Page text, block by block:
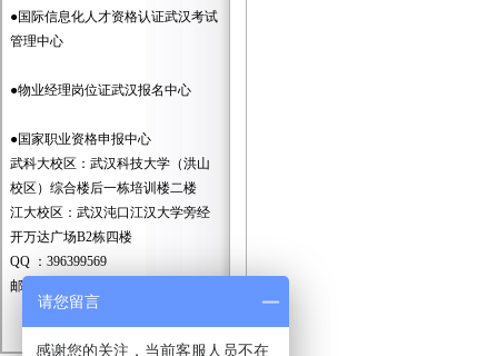
●国际信息化人才资格认证武汉考试
管理中心
●物业经理岗位证武汉报名中心
●国家职业资格申报中心
武科大校区：武汉科技大学（洪山
校区）综合楼后一栋培训楼二楼
江大校区：武汉沌口江汉大学旁经
开万达广场B2栋四楼
QQ ：396399569
邮箱：396399569@QQ.com
统一报名咨询电话
请您留言
感谢您的关注，当前客服人员不在